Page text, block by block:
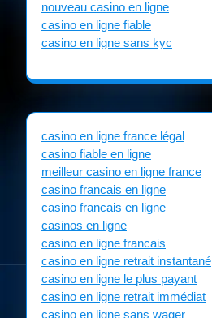
nouveau casino en ligne
casino en ligne fiable
casino en ligne sans kyc
casino en ligne france légal
casino fiable en ligne
meilleur casino en ligne france
casino francais en ligne
casino francais en ligne
casinos en ligne
casino en ligne francais
casino en ligne retrait instantané
casino en ligne le plus payant
casino en ligne retrait immédiat
casino en ligne sans wager